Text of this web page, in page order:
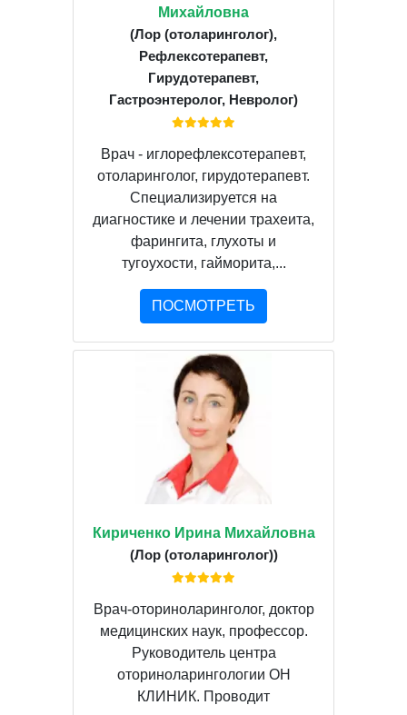
Михайловна
(Лор (отоларинголог),
Рефлексотерапевт,
Гирудотерапевт,
Гастроэнтеролог, Невролог)
Врач - иглорефлексотерапевт,
отоларинголог, гирудотерапевт.
Специализируется на
диагностике и лечении трахеита,
фарингита, глухоты и
тугоухости, гайморита,...
ПОСМОТРЕТЬ
Кириченко Ирина Михайловна
(Лор (отоларинголог))
Врач-оториноларинголог, доктор
медицинских наук, профессор.
Руководитель центра
оториноларингологии ОН
КЛИНИК. Проводит